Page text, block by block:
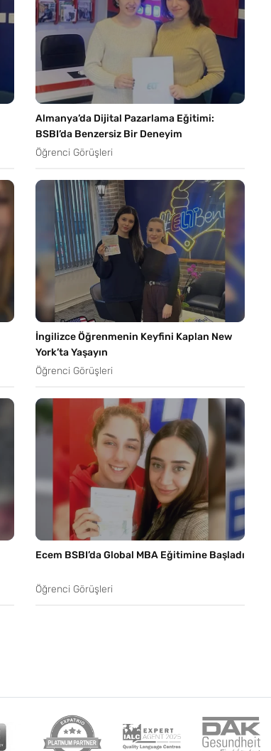
Almanya’da Dijital Pazarlama Eğitimi:
BSBI’da Benzersiz Bir Deneyim
Öğrenci Görüşleri
İngilizce Öğrenmenin Keyfini Kaplan New
York’ta Yaşayın
Öğrenci Görüşleri
Ecem BSBI’da Global MBA Eğitimine Başladı
Öğrenci Görüşleri